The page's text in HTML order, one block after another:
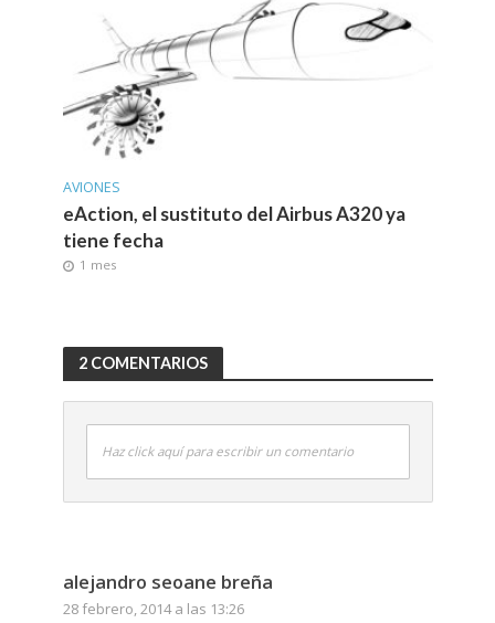
AVIONES
eAction, el sustituto del Airbus A320 ya
tiene fecha
1 mes
2 COMENTARIOS
Haz click aquí para escribir un comentario
alejandro seoane breña
28 febrero, 2014 a las 13:26